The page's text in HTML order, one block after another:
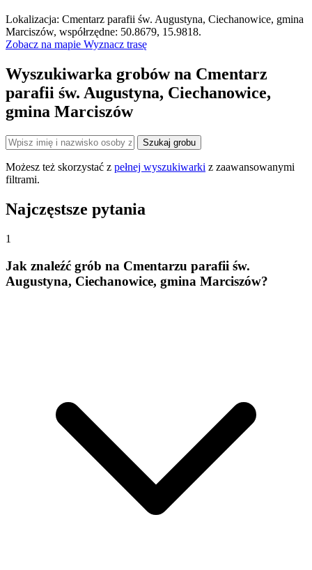
Cmentarz parafii św. Augustyna, Ciechanowice,
gmina Marciszów
×
+
−
Lokalizacja: Cmentarz parafii św. Augustyna, Ciechanowice, gmina
Marciszów, współrzędne: 50.8679, 15.9818.
Zobacz na mapie Wyznacz trasę
Wyszukiwarka grobów na Cmentarz
parafii św. Augustyna, Ciechanowice,
gmina Marciszów
Szukaj grobu
Możesz też skorzystać z pełnej wyszukiwarki z zaawansowanymi
filtrami.
Najczęstsze pytania
1
Jak znaleźć grób na Cmentarzu parafii św.
Augustyna, Ciechanowice, gmina Marciszów?